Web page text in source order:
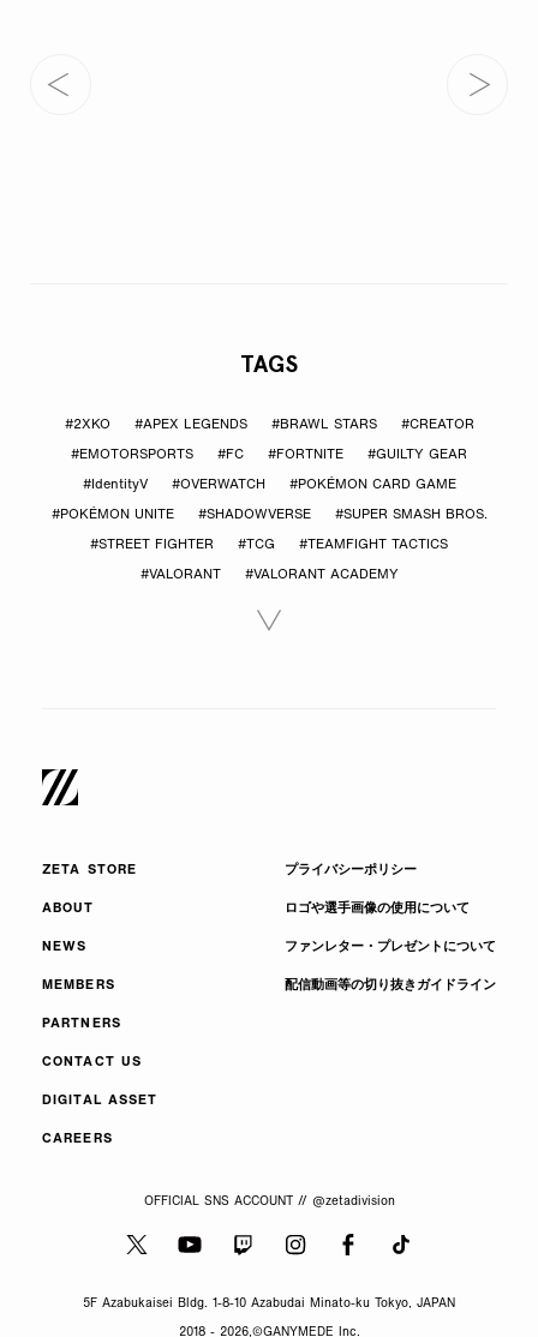
TAGS
#2XKO #APEX LEGENDS #BRAWL STARS #CREATOR
#EMOTORSPORTS #FC #FORTNITE #GUILTY GEAR
#IdentityV #OVERWATCH #POKÉMON CARD GAME
#POKÉMON UNITE #SHADOWVERSE #SUPER SMASH BROS.
#STREET FIGHTER #TCG #TEAMFIGHT TACTICS
#VALORANT #VALORANT ACADEMY
ZETA STORE
ABOUT
NEWS
MEMBERS
PARTNERS
CONTACT US
DIGITAL ASSET
CAREERS
プライバシーポリシー
ロゴや選手画像の使用について
ファンレター・プレゼントについて
配信動画等の切り抜きガイドライン
OFFICIAL SNS ACCOUNT // @zetadivision
5F Azabukaisei Bldg. 1-8-10 Azabudai Minato-ku Tokyo, JAPAN
2018 - 2026,©GANYMEDE Inc.